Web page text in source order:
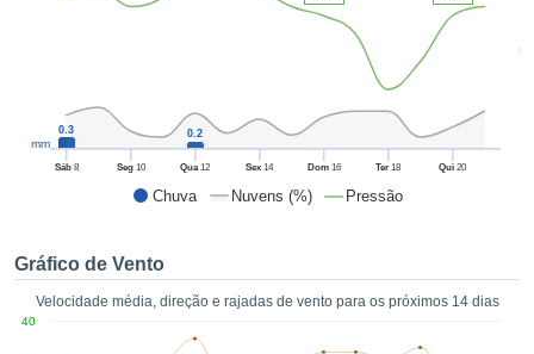
a
o
no
como
Chuva Nuvens (%) Pressão
50
Sáb8 Seg10 Qua12 Sex 14 Dom16 Ter 18 Qui 20
mm
0.3 0.2
Gráfico de Vento
Velocidade média, direção e rajadas de vento para os próximos 14 dias
40